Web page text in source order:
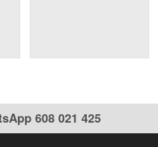
608 021 425